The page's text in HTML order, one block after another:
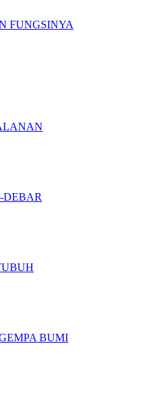
FUNGSINYA
BUMI